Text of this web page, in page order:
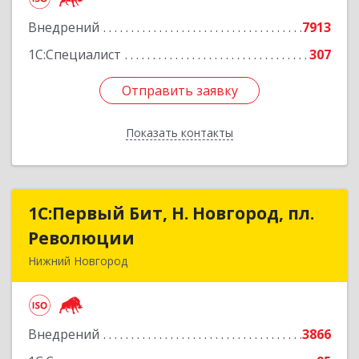
Внедрений
7913
1С:Специалист
307
Отправить заявку
Показать контакты
Подробнее
Отправить заявку
Назад
1С:Первый Бит, Н. Новгород, пл.
Революции
Нижний Новгород
Внедрений
3866
1С:Первый Бит, Н. Новгород, пл.
г, Литвинова ул, дом № 74, корпус 31, пом.1
Подробнее